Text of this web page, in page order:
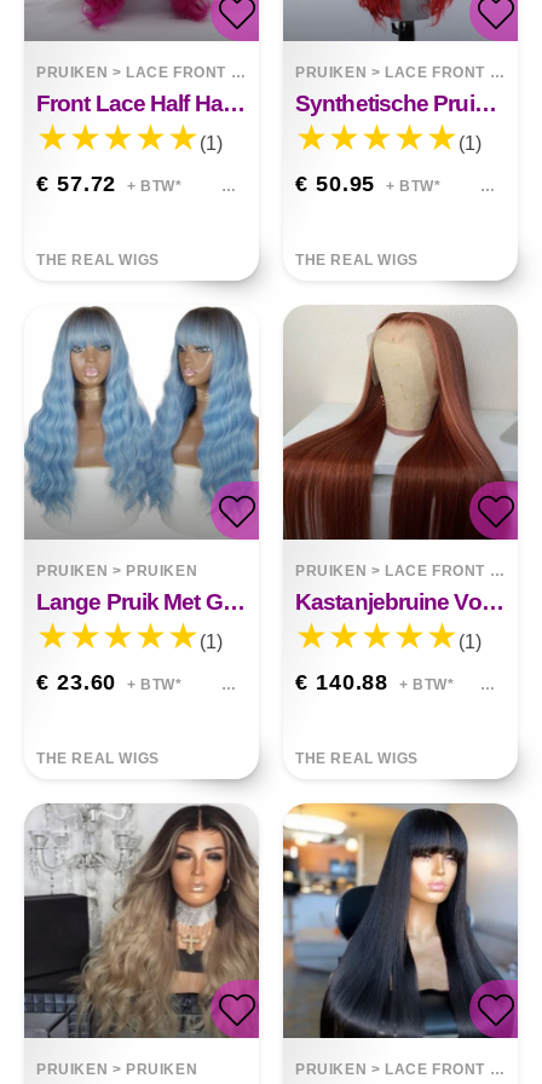
PRUIKEN > LACE FRONT WIGS
Front Lace Half Hand Haak Kleurverloop Lang Krullend Pruik
(1)
€ 57.72 + BTW*
THE REAL WIGS
PRUIKEN > LACE FRONT WIGS
Synthetische Pruik Met Rode Krullende Voorkant
(1)
€ 50.95 + BTW*
THE REAL WIGS
PRUIKEN > PRUIKEN
Lange Pruik Met Grote Golvende Chemische Vezels
(1)
€ 23.60 + BTW*
THE REAL WIGS
PRUIKEN > LACE FRONT WIGS
Kastanjebruine Voorgetekende Kanten Pruik Met Babyhaar
(1)
€ 140.88 + BTW*
THE REAL WIGS
PRUIKEN > PRUIKEN PRUIKEN > LACE FRONT WIGS